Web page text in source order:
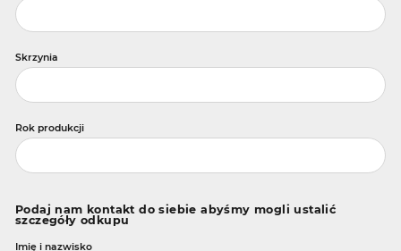
Skrzynia
Rok produkcji
Podaj nam kontakt do siebie abyśmy mogli ustalić
szczegóły odkupu
Imię i nazwisko